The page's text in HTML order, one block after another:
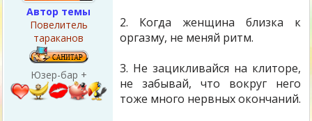
Автор темы
Повелитель
тараканов
Юзер-бар +
2. Когда женщина близка к
оргазму, не меняй ритм.
3. Не зацикливайся на клиторе,
не забывай, что вокруг него
тоже много нервных окончаний.